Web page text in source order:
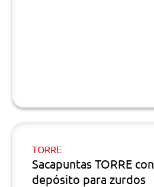
TORRE
Sacapuntas TORRE con
depósito para zurdos